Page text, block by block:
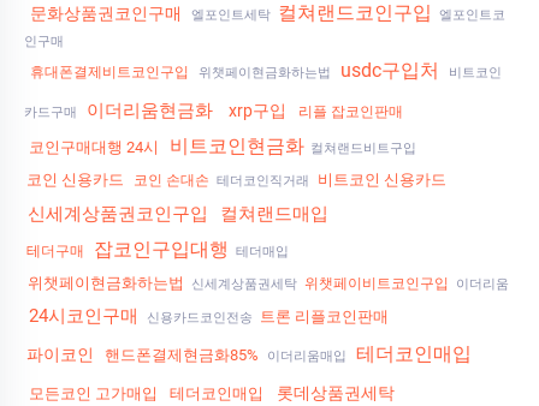
문화상품권코인구매
엘포인트세탁 컬쳐랜드코인구입
엘포인트코
인구매
휴대폰결제비트코인구입 위챗페이현금화하는법 usdc구입처 비트코인
카드구매 이더리움현금화 xrp구입 리플 잡코인판매
코인구매대행 24시 비트코인현금화 컬쳐랜드비트구입
코인 신용카드 코인 손대손 테더코인직거래 비트코인 신용카드
신세계상품권코인구입 컬쳐랜드매입
테더구매 잡코인구입대행 테더매입
위챗페이현금화하는법 신세계상품권세탁 위챗페이비트코인구입 이더리움
24시코인구매 신용카드코인전송 트론 리플코인판매
파이코인 핸드폰결제현금화85% 이더리움매입 테더코인매입
모든코인 고가매입 테더코인매입 롯데상품권세탁